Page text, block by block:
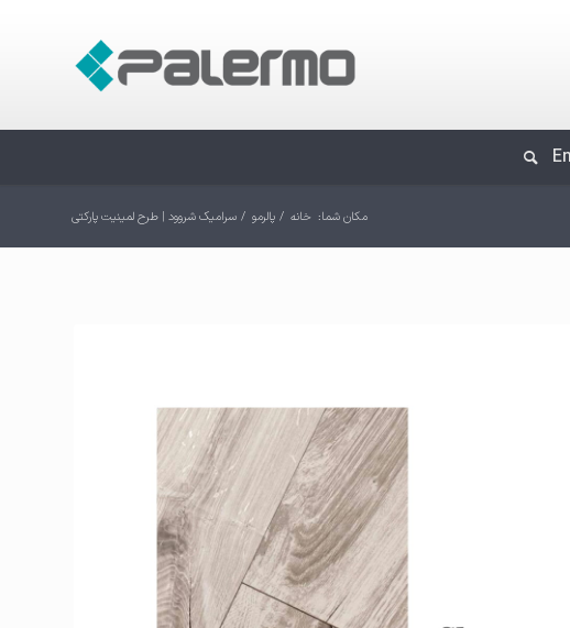
مکان شما: خانه / پالرمو / سرامیک شروود | طرح لمینیت پارکتی